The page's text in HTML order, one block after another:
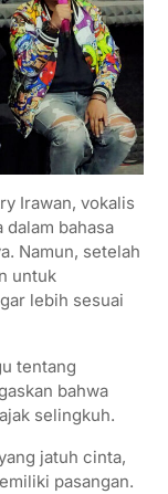
Irawan, vokalis
dalam bahasa
Namun, setelah
untuk
lebih sesuai
tentang
bahwa
selingkuh.
jatuh cinta,
pasangan.